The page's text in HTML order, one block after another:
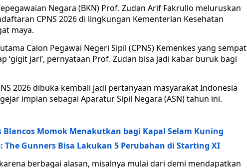
Negara (BKN) Prof. Zudan Arif Fakrullo meluruskan
CPNS 2026 di lingkungan Kementerian Kesehatan
maya.
Calon Pegawai Negeri Sipil (CPNS) Kemenkes yang sempat
‘gigit jari’, pernyataan Prof. Zudan bisa jadi kabar buruk bagi
2026 dibuka kembali jadi pertanyaan masyarakat Indonesia
impian sebagai Aparatur Sipil Negara (ASN) tahun ini.
Blancos Momok Menakutkan bagi Kapal Selam Kuning
The Gunners Bisa Lakukan 5 Perubahan di Starting XI
berbagai alasan, misalnya mulai dari demi mendapatkan